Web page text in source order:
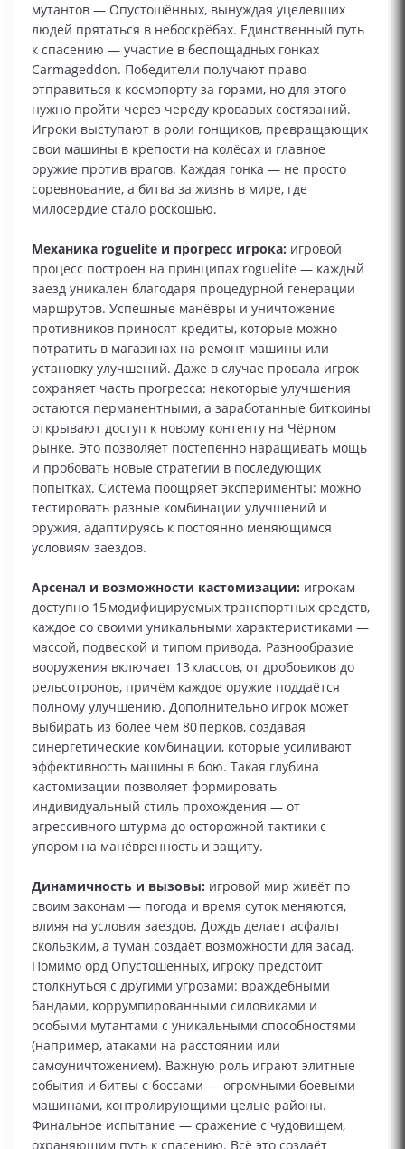
мутантов — Опустошённых, вынуждая уцелевших
людей прятаться в небоскрёбах. Единственный путь
к спасению — участие в беспощадных гонках
Carmageddon. Победители получают право
отправиться к космопорту за горами, но для этого
нужно пройти через череду кровавых состязаний.
Игроки выступают в роли гонщиков, превращающих
свои машины в крепости на колёсах и главное
оружие против врагов. Каждая гонка — не просто
соревнование, а битва за жизнь в мире, где
милосердие стало роскошью.
Механика roguelite и прогресс игрока: игровой
процесс построен на принципах roguelite — каждый
заезд уникален благодаря процедурной генерации
маршрутов. Успешные манёвры и уничтожение
противников приносят кредиты, которые можно
потратить в магазинах на ремонт машины или
установку улучшений. Даже в случае провала игрок
сохраняет часть прогресса: некоторые улучшения
остаются перманентными, а заработанные биткоины
открывают доступ к новому контенту на Чёрном
рынке. Это позволяет постепенно наращивать мощь
и пробовать новые стратегии в последующих
попытках. Система поощряет эксперименты: можно
тестировать разные комбинации улучшений и
оружия, адаптируясь к постоянно меняющимся
условиям заездов.
Арсенал и возможности кастомизации: игрокам
доступно 15 модифицируемых транспортных средств,
каждое со своими уникальными характеристиками —
массой, подвеской и типом привода. Разнообразие
вооружения включает 13 классов, от дробовиков до
рельсотронов, причём каждое оружие поддаётся
полному улучшению. Дополнительно игрок может
выбирать из более чем 80 перков, создавая
синергетические комбинации, которые усиливают
эффективность машины в бою. Такая глубина
кастомизации позволяет формировать
индивидуальный стиль прохождения — от
агрессивного штурма до осторожной тактики с
упором на манёвренность и защиту.
Динамичность и вызовы: игровой мир живёт по
своим законам — погода и время суток меняются,
влияя на условия заездов. Дождь делает асфальт
скользким, а туман создаёт возможности для засад.
Помимо орд Опустошённых, игроку предстоит
столкнуться с другими угрозами: враждебными
бандами, коррумпированными силовиками и
особыми мутантами с уникальными способностями
(например, атаками на расстоянии или
самоуничтожением). Важную роль играют элитные
события и битвы с боссами — огромными боевыми
машинами, контролирующими целые районы.
Финальное испытание — сражение с чудовищем,
охраняющим путь к спасению. Всё это создаёт